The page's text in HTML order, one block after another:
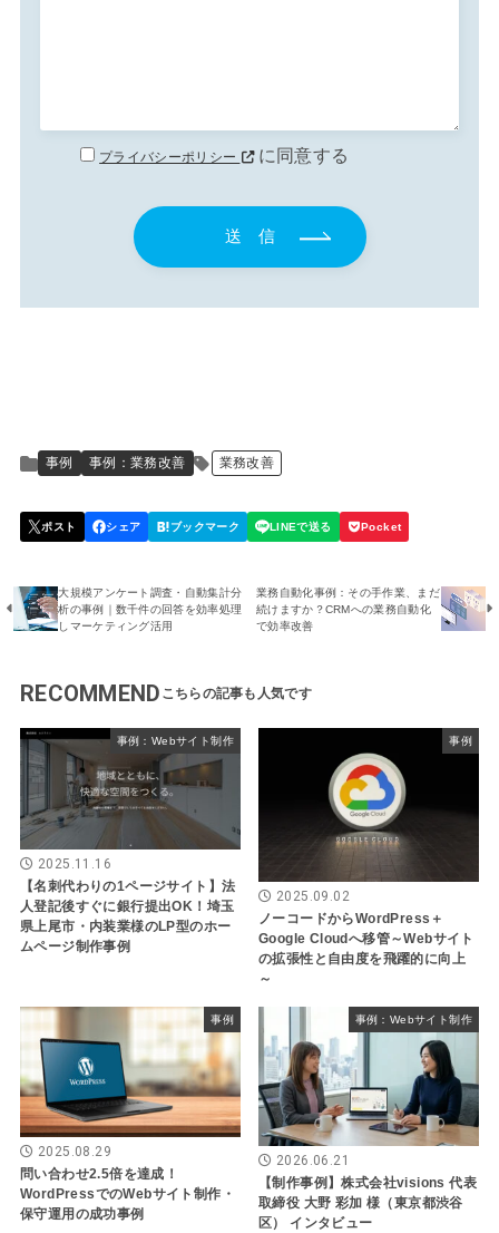
プライバシーポリシー に同意する
事例 事例：業務改善 業務改善
大規模アンケート調査・自動集計分
析の事例｜数千件の回答を効率処理
しマーケティング活用
業務自動化事例：その手作業、まだ
続けますか？CRMへの業務自動化
で効率改善
RECOMMEND
事例：Webサイト制作
2025.11.16
【名刺代わりの1ページサイト】法
人登記後すぐに銀行提出OK！埼玉
県上尾市・内装業様のLP型のホー
ムページ制作事例
事例
2025.09.02
ノーコードからWordPress＋
Google Cloudへ移管～Webサイト
の拡張性と自由度を飛躍的に向上
～
事例
2025.08.29
問い合わせ2.5倍を達成！
WordPressでのWebサイト制作・
保守運用の成功事例
事例：Webサイト制作
2026.06.21
【制作事例】株式会社visions 代表
取締役 大野 彩加 様（東京都渋谷
区） インタビュー